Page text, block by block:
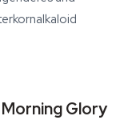
Glory